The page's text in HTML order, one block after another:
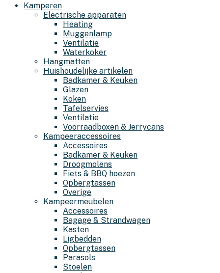
Kamperen
Electrische apparaten
Heating
Muggenlamp
Ventilatie
Waterkoker
Hangmatten
Huishoudelijke artikelen
Badkamer & Keuken
Glazen
Koken
Tafelservies
Ventilatie
Voorraadboxen & Jerrycans
Kampeeraccessoires
Accessoires
Badkamer & Keuken
Droogmolens
Fiets & BBQ hoezen
Opbergtassen
Overige
Kampeermeubelen
Accessoires
Bagage & Strandwagen
Kasten
Ligbedden
Opbergtassen
Parasols
Stoelen